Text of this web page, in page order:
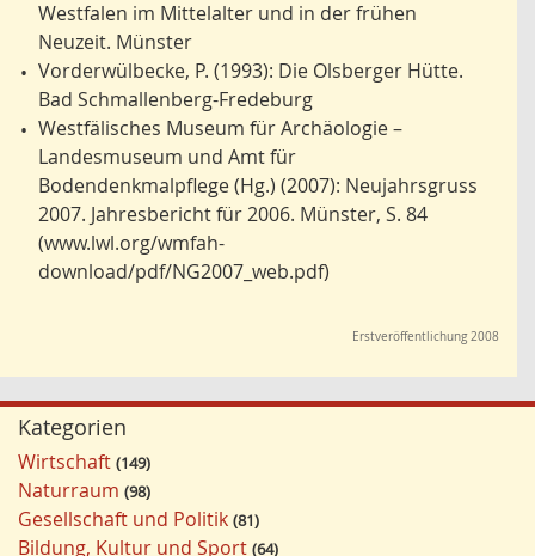
Westfalen im Mittelalter und in der frühen
Neuzeit. Münster
• Vorderwülbecke, P. (1993): Die Olsberger Hütte.
Bad Schmallenberg-Fredeburg
• Westfälisches Museum für Archäologie –
Landesmuseum und Amt für
Bodendenkmalpflege (Hg.) (2007): Neujahrsgruss
2007. Jahresbericht für 2006. Münster, S. 84
(www.lwl.org/wmfah-
download/pdf/NG2007_web.pdf)
Erstveröffentlichung 2008
Kategorien
Wirtschaft 149
Naturraum 98
Gesellschaft und Politik 81
Bildung, Kultur und Sport 64